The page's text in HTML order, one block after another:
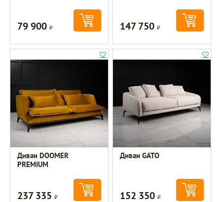
79 900Р 147 750Р
Диван DOOMER
PREMIUM
237 335Р
Диван GATO
152 350Р